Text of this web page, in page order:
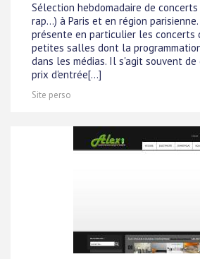
Sélection hebdomadaire de concerts
rap...) à Paris et en région
présente en particulier les concerts
petites salles dont la
dans les médias. Il s'agit souvent
prix d'entrée[...]
Site perso